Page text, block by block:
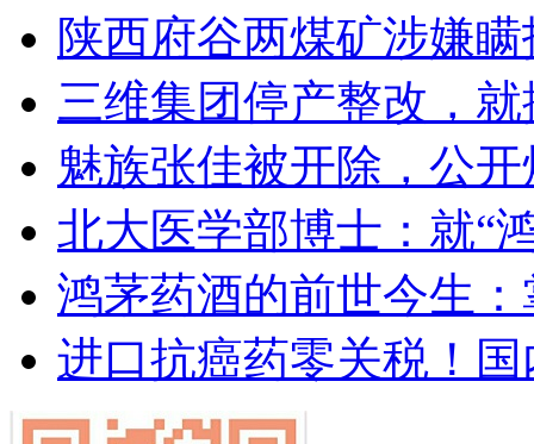
陕西府谷两煤矿涉嫌
三维集团停产整改，
魅族张佳被开除，公
北大医学部博士：就“
鸿茅药酒的前世今生
进口抗癌药零关税！